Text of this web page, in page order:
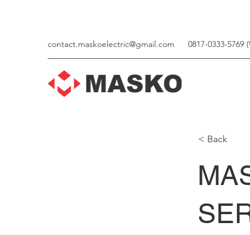
contact.maskoelectric@gmail.com 0817-0333-5769
< Back